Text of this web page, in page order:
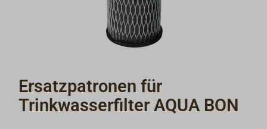
Ersatzpatronen für
Trinkwasserfilter AQUA BON